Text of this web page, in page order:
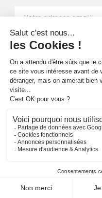
Qui sommes-nous ?
Notre équipe